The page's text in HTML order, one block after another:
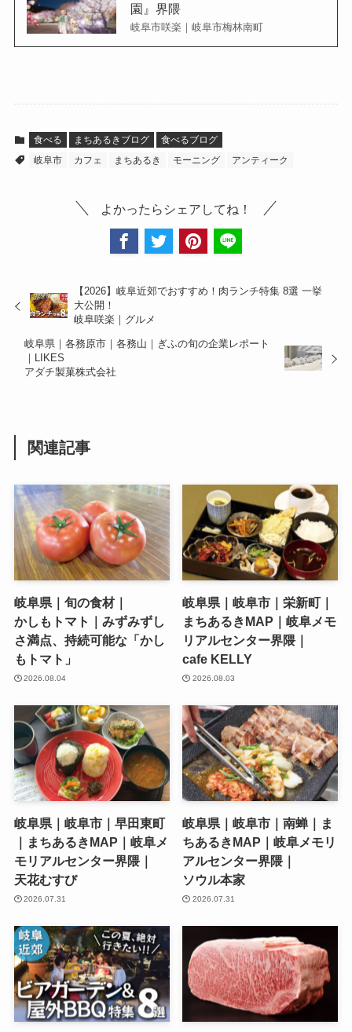
園』界隈
岐阜市咲楽｜岐阜市梅林南町
食べる まちあるきブログ
食べるブログ
岐阜市
カフェ まちあるき モーニング アンティーク
よかったらシェアしてね！
【2026】岐阜近郊でおすすめ！肉ランチ特集 8選 一挙
大公開！
岐阜咲楽｜グルメ
岐阜県｜各務原市｜各務山｜ぎふの旬の企業レポート
｜LIKES
アダチ製菓株式会社
関連記事
岐阜県｜旬の食材｜
かしもトマト｜みずみずし
さ満点、持続可能な「かし
もトマト」
2026.08.04
岐阜県｜岐阜市｜栄新町｜
まちあるきMAP｜岐阜メモ
リアルセンター界隈｜
cafe KELLY
2026.08.03
岐阜県｜岐阜市｜早田東町
｜まちあるきMAP｜岐阜メ
モリアルセンター界隈｜
天花むすび
2026.07.31
岐阜県｜岐阜市｜南蝉｜ま
ちあるきMAP｜岐阜メモリ
アルセンター界隈｜
ソウル本家
2026.07.31